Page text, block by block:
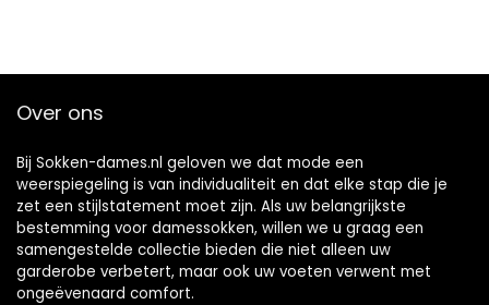
Over ons
Bij Sokken-dames.nl geloven we dat mode een
weerspiegeling is van individualiteit en dat elke stap die je
zet een stijlstatement moet zijn. Als uw belangrijkste
bestemming voor damessokken, willen we u graag een
samengestelde collectie bieden die niet alleen uw
garderobe verbetert, maar ook uw voeten verwent met
ongeëvenaard comfort.